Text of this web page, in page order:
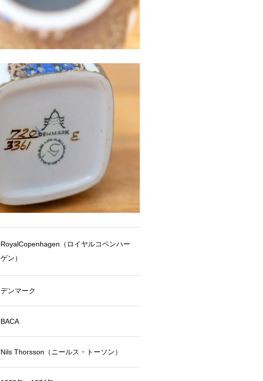
RoyalCopenhagen（ロイヤルコペンハー
ゲン）
デンマーク
BACA
Nils Thorsson（ニールス・トーソン）